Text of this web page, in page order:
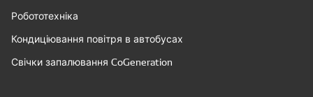
Робототехніка
Кондиціювання повітря в автобусах
Свічки запалювання CoGeneration